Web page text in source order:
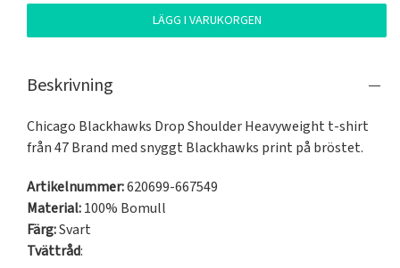
LÄGG I VARUKORGEN
Beskrivning
Chicago Blackhawks Drop Shoulder Heavyweight t-shirt
från 47 Brand med snyggt Blackhawks print på bröstet.
Artikelnummer:620699-667549
Material:100% Bomull
Färg:Svart
Tvättråd: